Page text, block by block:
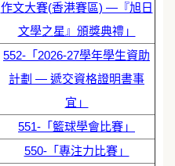
作文大賽(香港賽區) —『旭日
文學之星』頒獎典禮」
552-「2026-27學年學生資助
計劃 — 遞交資格證明書事
宜」
551-「籃球學會比賽」
550-「專注力比賽」